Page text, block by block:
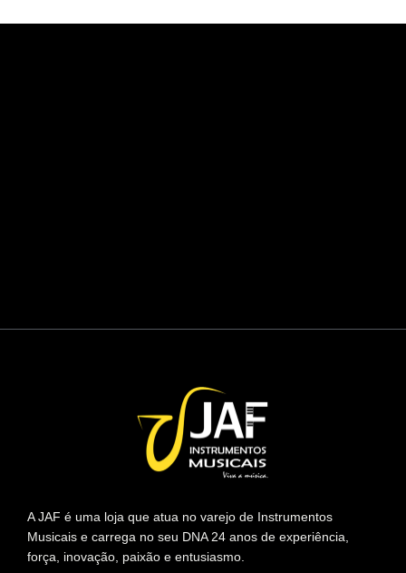
A JAF é uma loja que atua no varejo de Instrumentos
Musicais e carrega no seu DNA 24 anos de experiência,
força, inovação, paixão e entusiasmo.